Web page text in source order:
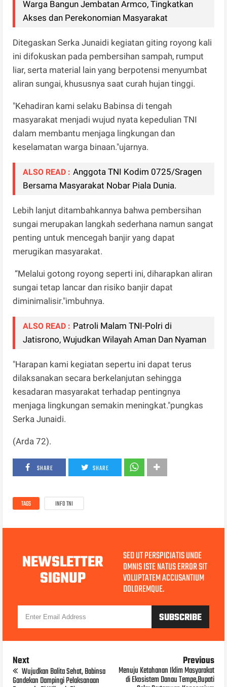
Warga Bangun Jembatan Armco, Tingkatkan
Akses dan Perekonomian Masyarakat
Ditegaskan Serka Junaidi kegiatan giting royong kali
ini difokuskan pada pembersihan sampah, rumput
liar, serta material lain yang berpotensi menyumbat
aliran sungai, khususnya saat curah hujan tinggi.
"Kehadiran kami selaku Babinsa di tengah
masyarakat menjadi wujud nyata kepedulian TNI
dalam membantu menjaga lingkungan dan
keselamatan warga binaan."ujarnya.
ALSO READ : Anggota TNI Kodim 0725/Sragen
Bersama Masyarakat Nobar Piala Dunia.
Lebih lanjut ditambahkannya bahwa pembersihan
sungai merupakan langkah sederhana namun sangat
penting untuk mencegah banjir yang dapat
merugikan masyarakat.
“Melalui gotong royong seperti ini, diharapkan aliran
sungai tetap lancar dan risiko banjir dapat
diminimalisir."imbuhnya.
ALSO READ : Patroli Malam TNI-Polri di
Jatisrono, Wujudkan Wilayah Aman Dan Nyaman
"Harapan kami kegiatan sepertu ini dapat terus
dilaksanakan secara berkelanjutan sehingga
kesadaran masyarakat terhadap pentingnya
menjaga lingkungan semakin meningkat."pungkas
Serka Junaidi.
(Arda 72).
SHARE SHARE
TAGS INFO TNI
NEWSLETTER
SIGNUP
SED UT PERSPICIATIS UNDE
OMNIS ISTE NATUS ERROR SIT
VOLUPTATEM ACCUSANTIUM
DOLOREMQUE.
Next
Wujudkan Balita Sehat, Babinsa
Gandekan Dampingi Pelaksanaan
Previous
Menuju Ketahanan Iklim Masyarakat
di Ekosistem Danau Tempe,Bupati